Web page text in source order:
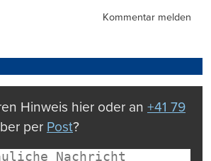
Kommentar melden
Hinweis hier oder an +41 79
per Post?